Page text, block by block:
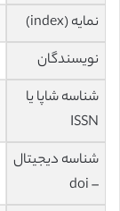
نمایه (index)
نویسندگان
شناسه شاپا یا
ISSN
شناسه دیجیتال
– doi